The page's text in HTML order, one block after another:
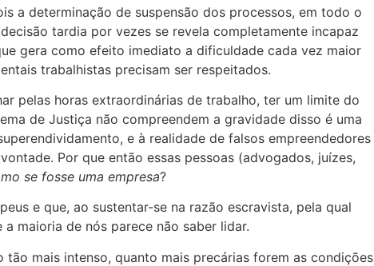
a determinação de suspensão dos processos, em todo o
tardia por vezes se revela completamente incapaz
gera como efeito imediato a dificuldade cada vez maior
trabalhistas precisam ser respeitados.
pelas horas extraordinárias de trabalho, ter um limite do
de Justiça não compreendem a gravidade disso é uma
e à realidade de falsos empreendedores
Por que então essas pessoas (advogados, juízes,
se fosse uma empresa?
e que, ao sustentar-se na razão escravista, pela qual
maioria de nós parece não saber lidar.
mais intenso, quanto mais precárias forem as condições